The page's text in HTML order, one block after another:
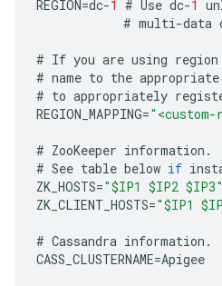
REGION=dc-1 # Use dc-1
# multi-data
# If you are using region
# name to the appropriate
# to appropriately
REGION_MAPPING=
# ZooKeeper information .
# See table below if
ZK_HOSTS="$IP1 $IP2 $IP3"
ZK_CLIENT_HOSTS="$IP1
# Cassandra information .
CASS_CLUSTERNAME=Apigee